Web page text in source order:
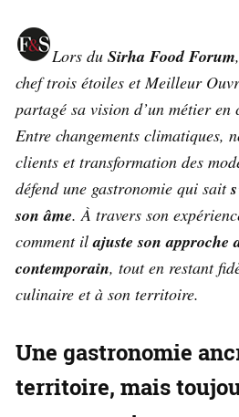
Lors du Sirha Food Forum,
chef trois étoiles et Meilleur
partagé sa vision d’un métier en
Entre changements climatiques,
clients et transformation des
défend une gastronomie qui sait
son âme. À travers son
comment ilajuste son approche
contemporain, tout en restant
culinaire et à son territoire.
Une gastronomie
territoire, mais